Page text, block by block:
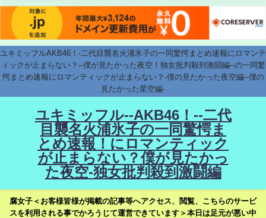
ユキミッフルAKB46！-二代目襲名火浦氷子の一同驚愕まとめ速報にロマンテ
ィックが止まらない？--僕が見たかった夜空！独女批判殺到激闘編--の一同驚
愕まとめ速報にロマンティックが止まらない？-僕の見たかった夜空編--僕の
見たかった星空編-
ユキミッフル--AKB46！--二代
目襲名火浦氷子の一同驚愕ま
とめ速報！にロマンティック
が止まらない？僕が見たかっ
た夜空-独女批判殺到激闘編
腐女子＜お客様皆様が掲載の記事等へアクセス、閲覧、こちらのサービ
スを利用される事でかろうじて運営できています＞本日は足元が悪い中